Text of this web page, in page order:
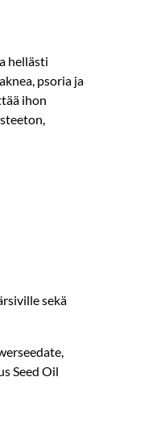
hellästi
psoria ja
ihon
sekä
Seed Oil